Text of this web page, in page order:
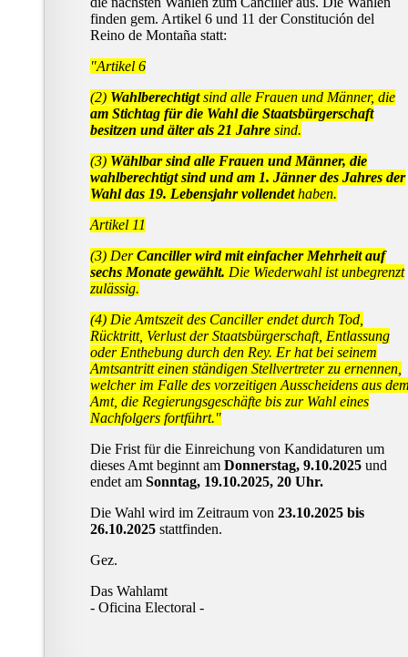
finden gem. Artikel 6 und 11 der Constitución del
Reino de Montaña statt:
"Artikel 6
(2) Wahlberechtigtsind alle Frauen und Männer, die
am Stichtag für die Wahl die Staatsbürgerschaft
besitzen und älter als 21 Jahre sind.
(3) Wählbar sind alle Frauen und Männer, die
wahlberechtigt sind und am 1. Jänner des Jahres der
Wahl das 19. Lebensjahr vollendethaben.
Artikel 11
(3) DerCanciller wird mit einfacher Mehrheit auf
sechs Monate gewählt. Die Wiederwahl ist unbegrenzt
zulässig.
(4) Die Amtszeit des Canciller endet durch Tod,
Rücktritt, Verlust der Staatsbürgerschaft, Entlassung
oder Enthebung durch den Rey. Er hat bei seinem
Amtsantritt einen ständigen Stellvertreter zu ernennen,
welcher im Falle des vorzeitigen Ausscheidens aus
Amt, die Regierungsgeschäfte bis zur Wahl eines
Nachfolgers fortführt."
Die Frist für die Einreichung von Kandidaturen um
dieses Amt beginnt am Donnerstag, 9.10.2025 und
endet am Sonntag, 19.10.2025, 20 Uhr.
Die Wahl wird im Zeitraum von 23.10.2025 bis
26.10.2025 stattfinden.
Gez.
Das Wahlamt
- Oficina Electoral -